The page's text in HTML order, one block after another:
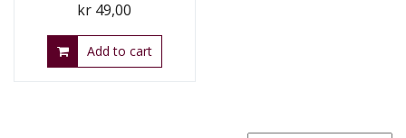
kr 49,00
Add to cart